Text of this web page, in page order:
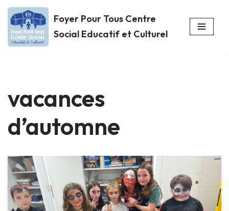
Aller
au
Foyer Pour Tous Centre
Social Educatif et Culturel
vacances
d’automne